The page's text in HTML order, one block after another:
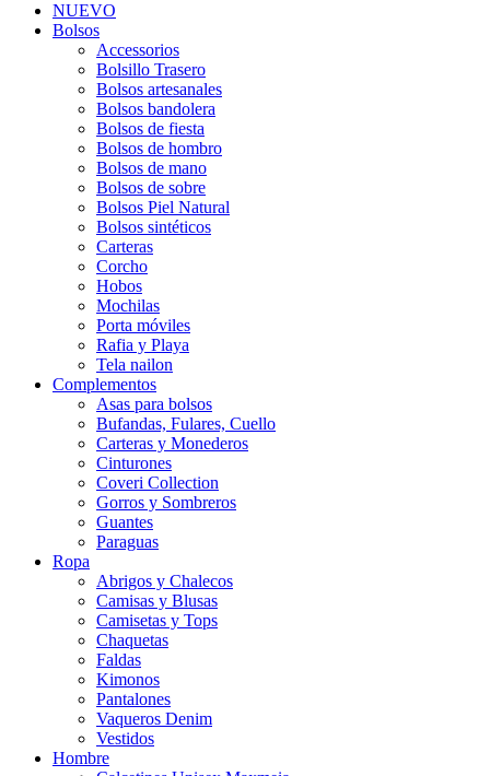
NUEVO
Bolsos
Accessorios
Bolsillo Trasero
Bolsos artesanales
Bolsos bandolera
Bolsos de fiesta
Bolsos de hombro
Bolsos de mano
Bolsos de sobre
Bolsos Piel Natural
Bolsos sintéticos
Carteras
Corcho
Hobos
Mochilas
Porta móviles
Rafia y Playa
Tela nailon
Complementos
Asas para bolsos
Bufandas, Fulares, Cuello
Carteras y Monederos
Cinturones
Coveri Collection
Gorros y Sombreros
Guantes
Paraguas
Ropa
Abrigos y Chalecos
Camisas y Blusas
Camisetas y Tops
Chaquetas
Faldas
Kimonos
Pantalones
Vaqueros Denim
Vestidos
Hombre